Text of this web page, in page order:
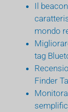
Il
mondo
tag
Finder